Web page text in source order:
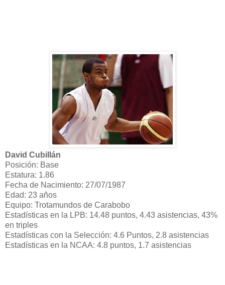
David Cubillán
Posición: Base
Estatura: 1.86
Fecha de Nacimiento: 27/07/1987
Edad: 23 años
Equipo: Trotamundos de Carabobo
Estadísticas en la LPB: 14.48 puntos, 4.43 asistencias, 43%
en triples
Estadísticas con la Selección: 4.6 Puntos, 2.8 asistencias
Estadísticas en la NCAA: 4.8 puntos, 1.7 asistencias